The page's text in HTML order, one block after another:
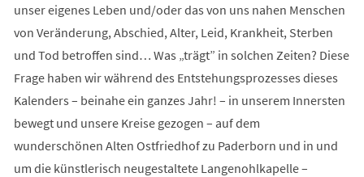
unser eigenes Leben und/oder das von uns nahen Menschen
von Veränderung, Abschied, Alter, Leid, Krankheit, Sterben
und Tod betroffen sind… Was „trägt” in solchen Zeiten? Diese
Frage haben wir während des Entstehungsprozesses dieses
Kalenders – beinahe ein ganzes Jahr! – in unserem Innersten
bewegt und unsere Kreise gezogen – auf dem
wunderschönen Alten Ostfriedhof zu Paderborn und in und
um die künstlerisch neugestaltete Langenohlkapelle –